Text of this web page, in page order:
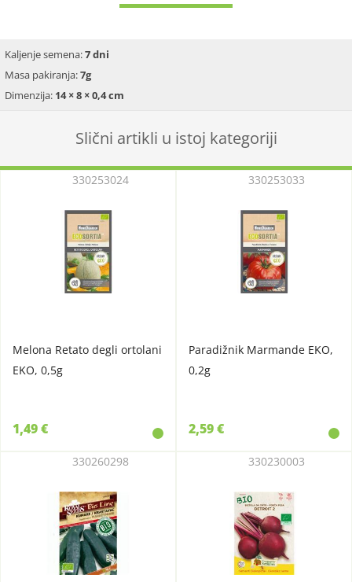
Kaljenje semena:7 dni
Masa pakiranja:7g
Dimenzija: 14 × 8 × 0,4 cm
Slični artikli u istoj kategoriji
Melona Retato degli ortolani
EKO, 0,5g
330253024
1,49 €
Paradižnik Marmande EKO,
0,2g
330253033
2,59 €
330260298 330230003